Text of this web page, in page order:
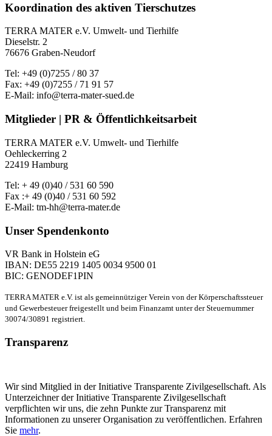
Koordination des aktiven Tierschutzes
TERRA MATER e.V. Umwelt- und Tierhilfe
Dieselstr. 2
76676 Graben-Neudorf
Tel: +49 (0)7255 / 80 37
Fax: +49 (0)7255 / 71 91 57
E-Mail: info@terra-mater-sued.de
Mitglieder | PR & Öffentlichkeitsarbeit
TERRA MATER e.V. Umwelt- und Tierhilfe
Oehleckerring 2
22419 Hamburg
Tel: + 49 (0)40 / 531 60 590
Fax :+ 49 (0)40 / 531 60 592
E-Mail: tm-hh@terra-mater.de
Unser Spendenkonto
VR Bank in Holstein eG
IBAN: DE55 2219 1405 0034 9500 01
BIC: GENODEF1PIN
TERRA MATER e.V. ist als gemeinnütziger Verein von der Körperschaftssteuer
und Gewerbesteuer freigestellt und beim Finanzamt unter der Steuernummer
30074/30891 registriert.
Transparenz
Wir sind Mitglied in der Initiative Transparente Zivilgesellschaft. Als
Unterzeichner der Initiative Transparente Zivilgesellschaft
verpflichten wir uns, die zehn Punkte zur Transparenz mit
Informationen zu unserer Organisation zu veröffentlichen. Erfahren
Sie mehr.